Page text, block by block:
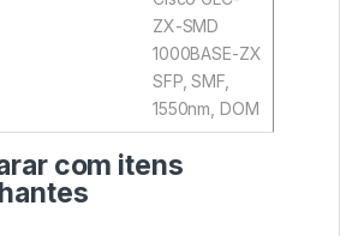
ZX-SMD
1000BASE-ZX
SFP, SMF,
1550nm, DOM
com itens